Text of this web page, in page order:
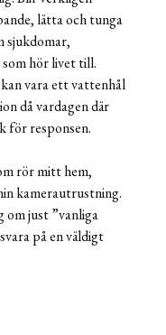
lätta och tunga
sjukdomar,
hör livet till.
vara ett vattenhål
då vardagen där
för responsen.
rör mitt hem,
kamerautrustning.
om just ”vanliga
på en väldigt